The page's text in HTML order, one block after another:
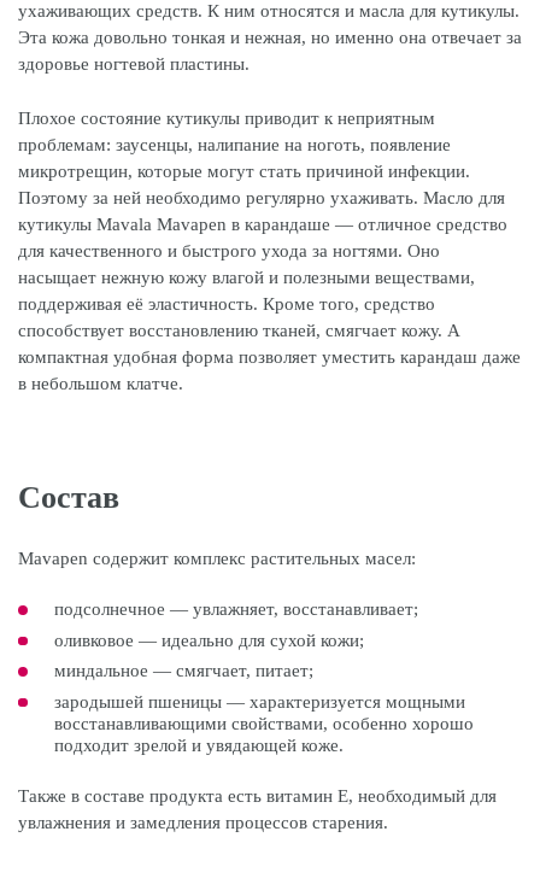
ухаживающих средств. К ним относятся и масла для кутикулы.
Эта кожа довольно тонкая и нежная, но именно она отвечает за
здоровье ногтевой пластины.
Плохое состояние кутикулы приводит к неприятным
проблемам: заусенцы, налипание на ноготь, появление
микротрещин, которые могут стать причиной инфекции.
Поэтому за ней необходимо регулярно ухаживать. Масло для
кутикулы Mavala Mavapen в карандаше — отличное средство
для качественного и быстрого ухода за ногтями. Оно
насыщает нежную кожу влагой и полезными веществами,
поддерживая её эластичность. Кроме того, средство
способствует восстановлению тканей, смягчает кожу. А
компактная удобная форма позволяет уместить карандаш даже
в небольшом клатче.
Состав
Mavapen содержит комплекс растительных масел:
подсолнечное — увлажняет, восстанавливает;
оливковое — идеально для сухой кожи;
миндальное — смягчает, питает;
зародышей пшеницы — характеризуется мощными
восстанавливающими свойствами, особенно хорошо
подходит зрелой и увядающей коже.
Также в составе продукта есть витамин Е, необходимый для
увлажнения и замедления процессов старения.